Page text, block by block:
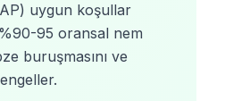
uygun koşullar
%90-95 oransal nem
buruşmasını ve